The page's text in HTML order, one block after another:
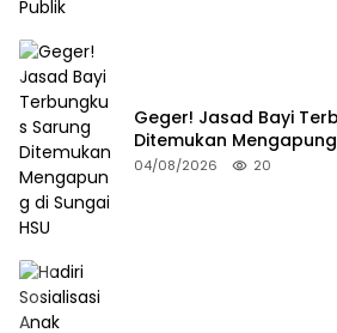
Geger! Jasad Bayi
Ditemukan Mengapung
04/08/2026 20